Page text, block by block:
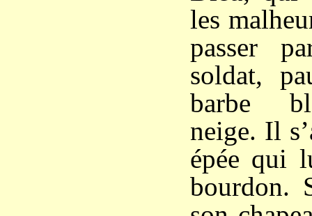
les
passer
soldat,
barbe
neige. Il
épée qui
bourdon.